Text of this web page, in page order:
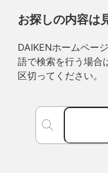
お探しの内容は
DAIKENホームペー
語で検索を行う場合
区切ってください。